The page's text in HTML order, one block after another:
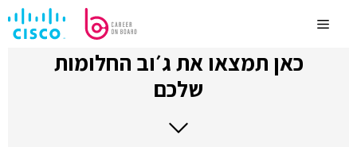
לתוכןMenu
כאן תמצאו את ג׳וב החלומות
שלכם